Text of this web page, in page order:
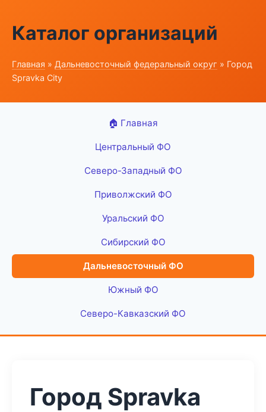
Каталог организаций
Главная » Дальневосточный федеральный округ » Город
Spravka City
🏠 Главная
Центральный ФО
Северо-Западный ФО
Приволжский ФО
Уральский ФО
Сибирский ФО
Дальневосточный ФО
Южный ФО
Северо-Кавказский ФО
Город Spravka